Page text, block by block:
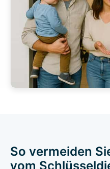
So vermeiden
vom